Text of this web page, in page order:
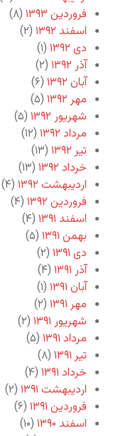
فروردین ۱۳۹۳
(۸)
اسفند ۱۳۹۲
(۲)
دی ۱۳۹۲
(۱)
آذر ۱۳۹۲
(۲)
آبان ۱۳۹۲
(۶)
مهر ۱۳۹۲
(۵)
شهریور ۱۳۹۲
(۵)
مرداد ۱۳۹۲
(۱۲)
تیر ۱۳۹۲
(۱۳)
خرداد ۱۳۹۲
(۱۳)
اردیبهشت ۱۳۹۲
(۴)
فروردین ۱۳۹۲
(۴)
اسفند ۱۳۹۱
(۴)
بهمن ۱۳۹۱
(۵)
دی ۱۳۹۱
(۲)
آذر ۱۳۹۱
(۴)
آبان ۱۳۹۱
(۱)
مهر ۱۳۹۱
(۲)
شهریور ۱۳۹۱
(۲)
مرداد ۱۳۹۱
(۵)
تیر ۱۳۹۱
(۸)
خرداد ۱۳۹۱
(۴)
اردیبهشت ۱۳۹۱
(۲)
فروردین ۱۳۹۱
(۶)
اسفند ۱۳۹۰
(۱۰)